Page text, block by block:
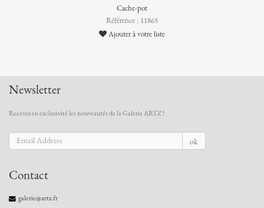
Cache-pot
Référence : 11865
Ajouter à votre liste
Newsletter
Recevez en exclusivité les nouveautés de la Galerie ARTZ !
ok
Contact
galerie@artz.fr